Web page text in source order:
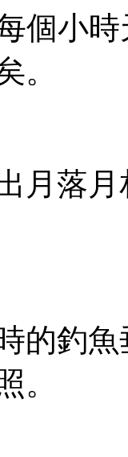
個小
。
月落
的釣
。